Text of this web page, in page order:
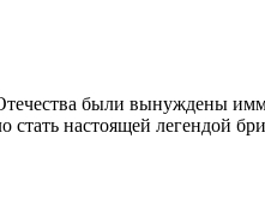
были вынуждены
настоящей легендой